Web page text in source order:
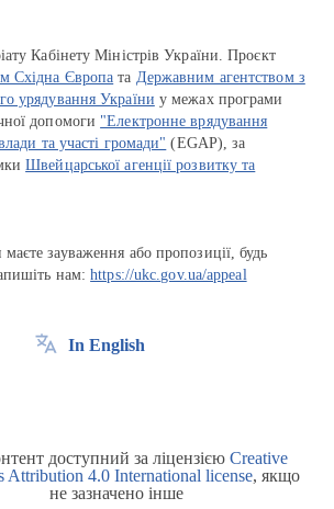
Кабінету Міністрів України. Проєкт
Східна Європа та Державним агентством з
урядування України у межах програми
допомоги "Електронне врядування
та участі громади" (EGAP), за
Швейцарської агенції розвитку та
зауваження або пропозиції, будь
нам:https://ukc.gov.ua/appeal
In English
доступний за ліцензією Creative
Attribution 4.0 International license, якщо
не зазначено інше